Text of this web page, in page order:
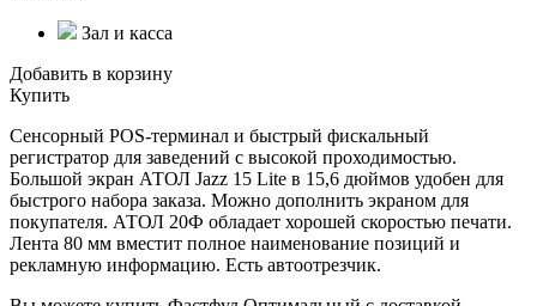
Зал и касса
Добавить в корзину
Купить
Сенсорный POS-терминал и быстрый фискальный
регистратор для заведений с высокой проходимостью.
Большой экран АТОЛ Jazz 15 Lite в 15,6 дюймов удобен для
быстрого набора заказа. Можно дополнить экраном для
покупателя. АТОЛ 20Ф обладает хорошей скоростью печати.
Лента 80 мм вместит полное наименование позиций и
рекламную информацию. Есть автоотрезчик.